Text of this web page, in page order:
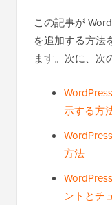
この記事が
を追加する方法
ます。次に、次
示する方
方法
ントとチ